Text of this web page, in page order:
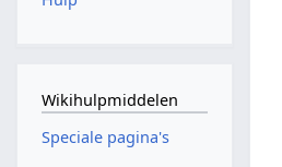
Wikihulpmiddelen
Speciale pagina's